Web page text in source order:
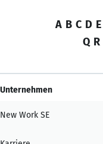
A B C D E
Q R
Unternehmen
New Work SE